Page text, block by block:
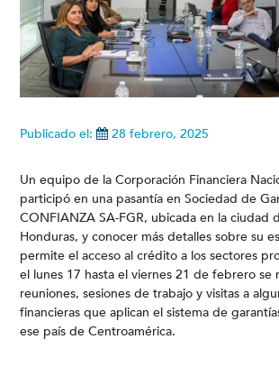
Publicado el: 28 febrero, 2025
Un equipo de la Corporación Financiera
participó en una pasantía en Sociedad de
CONFIANZA SA-FGR, ubicada en la ciudad
Honduras, y conocer más detalles sobre su
permite el acceso al crédito a los sectores
el lunes 17 hasta el viernes 21 de febrero se
reuniones, sesiones de trabajo y visitas a
financieras que aplican el sistema de
ese país de Centroamérica.